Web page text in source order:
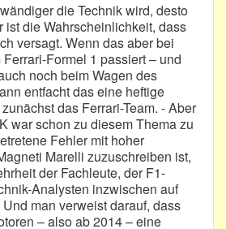
die Technik wird, desto
ist die Wahrscheinlichkeit, dass
versagt. Wenn das aber bei
Formel 1 passiert – und
noch beim Wagen des
entfacht das eine heftige
das Ferrari-Team. - Aber
war schon zu diesem Thema zu
Fehler mit hoher
Marelli zuzuschreiben ist,
der Fachleute, der F1-
Analysten inzwischen auf
man verweist darauf, dass
– also ab 2014 – eine